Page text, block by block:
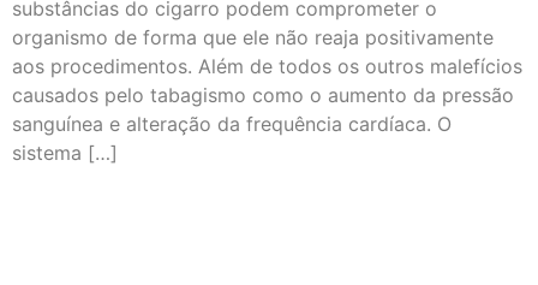
substâncias do cigarro podem comprometer o
organismo de forma que ele não reaja positivamente
aos procedimentos. Além de todos os outros malefícios
causados pelo tabagismo como o aumento da pressão
sanguínea e alteração da frequência cardíaca. O
sistema […]